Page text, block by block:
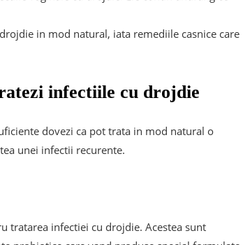
in mod natural, iata remediile casnice care
infectiile cu drojdie
dovezi ca pot trata in mod natural o
unei infectii recurente.
tratarea infectiei cu drojdie. Acestea sunt